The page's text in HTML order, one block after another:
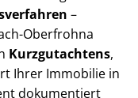
–
Oberfrohna
Kurzgutachtens,
Ihrer Immobilie in
dokumentiert